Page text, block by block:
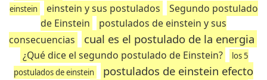
einstein
einstein y sus postulados
Segundo postulado
de Einstein
postulados de einstein y sus
consecuencias
cual es el postulado de la energia
¿Qué dice el segundo postulado de Einstein?
los 5
postulados de einstein
postulados de einstein efecto